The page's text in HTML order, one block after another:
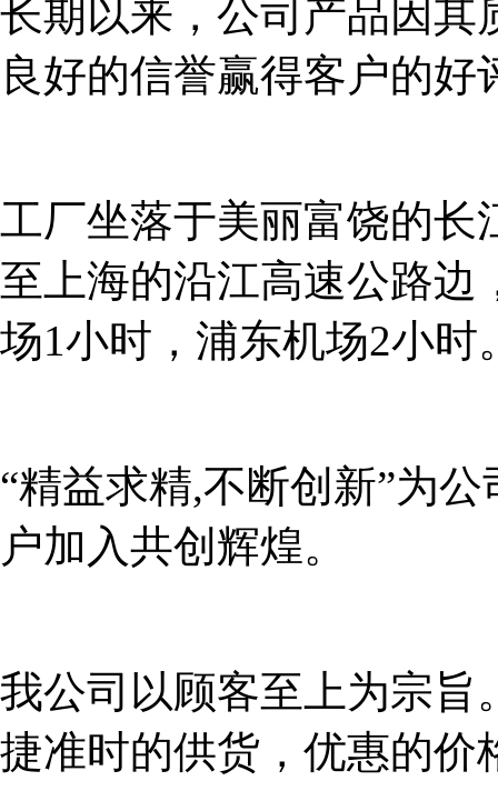
长期以来，公司产品因其
良好的信誉赢得客户的好
工厂坐落于美丽富饶的长
至上海的沿江高速公路边
场1小时，浦东机场2小时
“精益求精,不断创新”为
户加入共创辉煌。
我公司以顾客至上为宗旨
捷准时的供货，优惠的价